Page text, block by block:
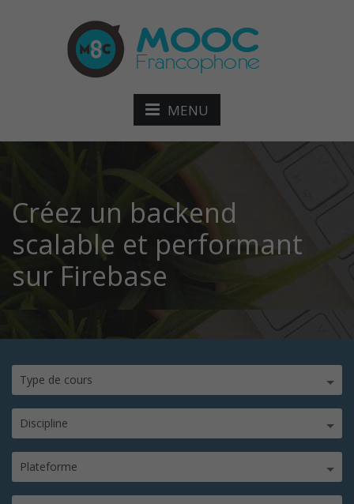
MENU
Créez un backend
scalable et performant
sur Firebase
Type de cours
Discipline
Plateforme